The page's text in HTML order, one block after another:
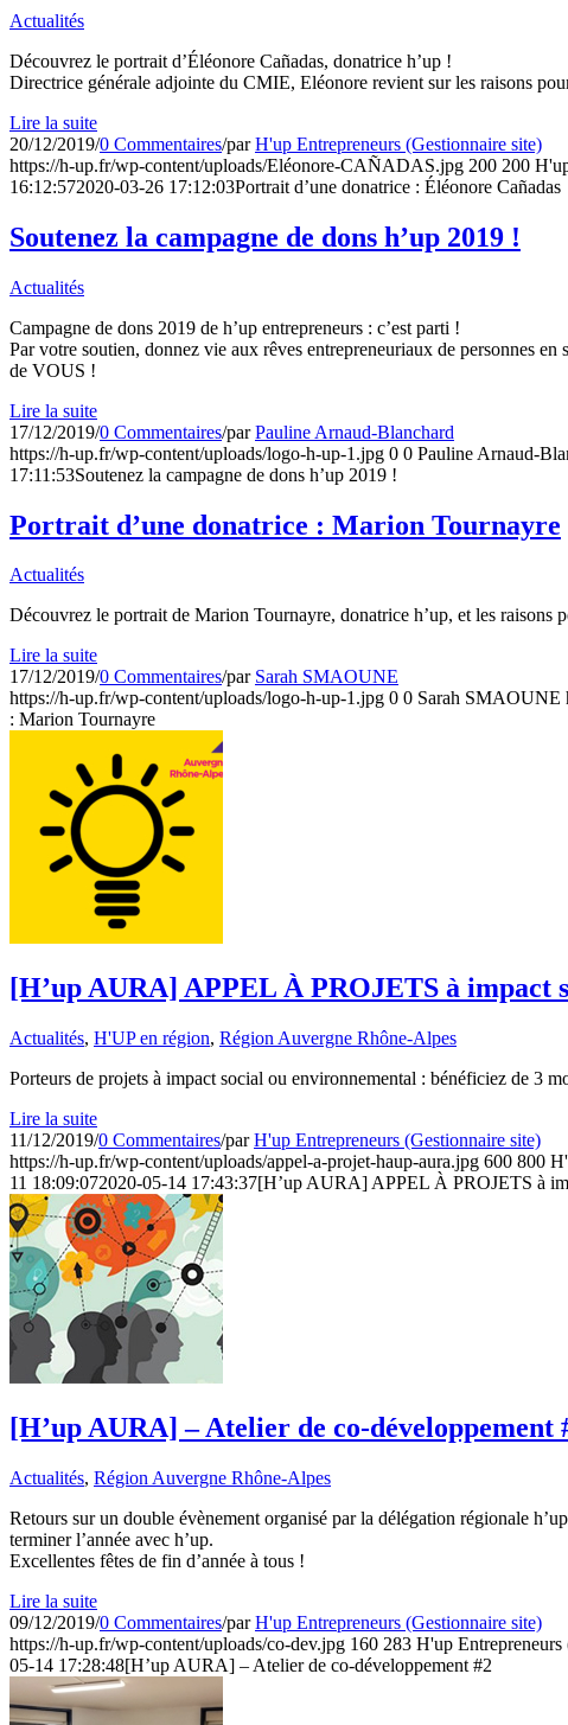
Actualités
Découvrez le portrait d’Éléonore Cañadas, donatrice h’up !
Directrice générale adjointe du CMIE, Eléonore revient sur les raisons
Lire la suite
20/12/2019/0 Commentaires/parH'up Entrepreneurs (Gestionnaire site)
https://h-up.fr/wp-content/uploads/Eléonore-CAÑADAS.jpg 200 200
16:12:572020-03-26 17:12:03Portrait d’une donatrice : Éléonore Cañadas
Soutenez la campagne de dons h’up 2019 !
Actualités
Campagne de dons 2019 de h’up entrepreneurs : c’est parti !
Par votre soutien, donnez vie aux rêves entrepreneuriaux de personnes
de VOUS !
Lire la suite
17/12/2019/0 Commentaires/parPauline Arnaud-Blanchard
https://h-up.fr/wp-content/uploads/logo-h-up-1.jpg 0 0 Pauline Arnaud-
17:11:53Soutenez la campagne de dons h’up 2019 !
Portrait d’une donatrice : Marion Tournayre
Actualités
Découvrez le portrait de Marion Tournayre, donatrice h’up, et les raisons
Lire la suite
17/12/2019/0 Commentaires/par Sarah SMAOUNE
https://h-up.fr/wp-content/uploads/logo-h-up-1.jpg 0 0 Sarah SMAOUNE
: Marion Tournayre
[H’up AURA] APPEL À PROJETS à impact
Actualités, H'UP en région, Région Auvergne Rhône-Alpes
Porteurs de projets à impact social ou environnemental : bénéficiez de 3
Lire la suite
11/12/2019/0 Commentaires/parH'up Entrepreneurs (Gestionnaire site)
https://h-up.fr/wp-content/uploads/appel-a-projet-haup-aura.jpg 600 800
11 18:09:072020-05-14 17:43:37[H’up AURA] APPEL À PROJETS à
[H’up AURA] – Atelier de co-développement
Actualités, Région Auvergne Rhône-Alpes
Retours sur un double évènement organisé par la délégation régionale
terminer l’année avec h’up.
Excellentes fêtes de fin d’année à tous !
Lire la suite
09/12/2019/0 Commentaires/parH'up Entrepreneurs (Gestionnaire site)
https://h-up.fr/wp-content/uploads/co-dev.jpg 160 283 H'up Entrepreneurs
05-14 17:28:48[H’up AURA] – Atelier de co-développement #2